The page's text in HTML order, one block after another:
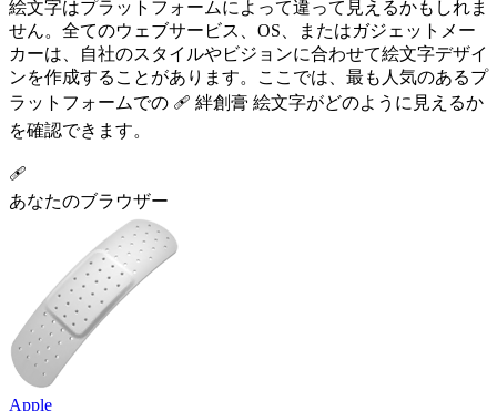
絵文字はプラットフォームによって違って見えるかもしれま
せん。全てのウェブサービス、OS、またはガジェットメー
カーは、自社のスタイルやビジョンに合わせて絵文字デザイ
ンを作成することがあります。ここでは、最も人気のあるプ
ラットフォームでの 🩹 絆創膏 絵文字がどのように見えるか
を確認できます。
🩹
あなたのブラウザー
Apple